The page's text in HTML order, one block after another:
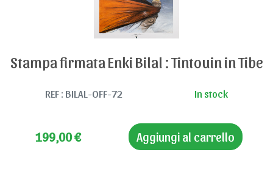
Stampa firmata Enki Bilal : Tintouin in Tibe
REF : BILAL-OFF-72 In stock
199,00€ Aggiungi al carrello